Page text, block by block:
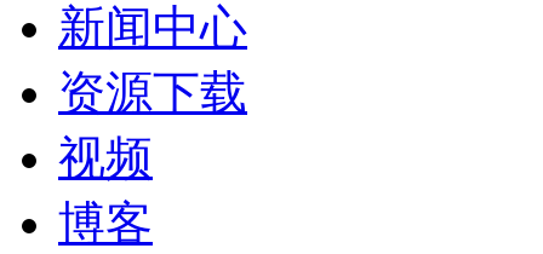
新闻中心
资源下载
视频
博客